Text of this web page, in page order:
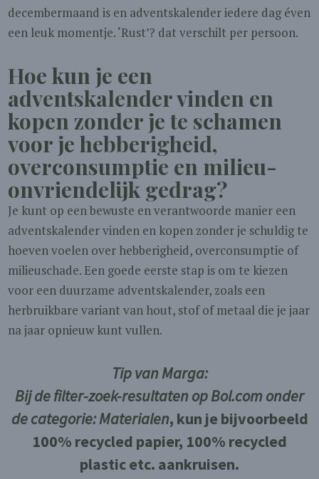
decembermaand is en adventskalender iedere dag éven
een leuk momentje. ‘Rust’? dat verschilt per persoon.
Hoe kun je een
adventskalender vinden en
kopen zonder je te schamen
voor je hebberigheid,
overconsumptie en milieu-
onvriendelijk gedrag?
Je kunt op een bewuste en verantwoorde manier een
adventskalender vinden en kopen zonder je schuldig te
hoeven voelen over hebberigheid, overconsumptie of
milieuschade. Een goede eerste stap is om te kiezen
voor een duurzame adventskalender, zoals een
herbruikbare variant van hout, stof of metaal die je jaar
na jaar opnieuw kunt vullen.
Tip van Marga:
Bij de filter-zoek-resultaten op Bol.com onder
de categorie: Materialen, kun je bijvoorbeeld
100% recycled papier, 100% recycled
plastic etc. aankruisen.